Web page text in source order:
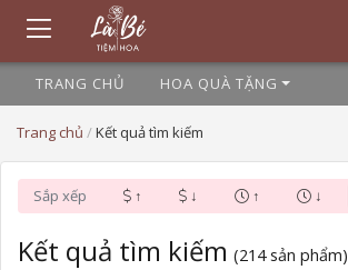
TRANG CHỦ HOA QUÀ TẶNG
Trang chủ /Kết quả tìm kiếm
Sắp xếp ↑ ↓ ↑ ↓
Kết quả tìm kiếm (214 sản phẩm)